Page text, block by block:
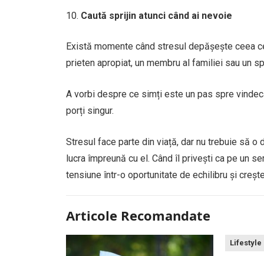
Caută sprijin atunci când ai nevoie
Există momente când stresul depășește ceea
prieten apropiat, un membru al familiei sau un
A vorbi despre ce simți este un pas spre
porți singur.
Stresul face parte din viață, dar nu trebuie să o
lucra împreună cu el. Când îl privești ca pe un
tensiune într-o oportunitate de echilibru și
Articole Recomandate
Lifestyle